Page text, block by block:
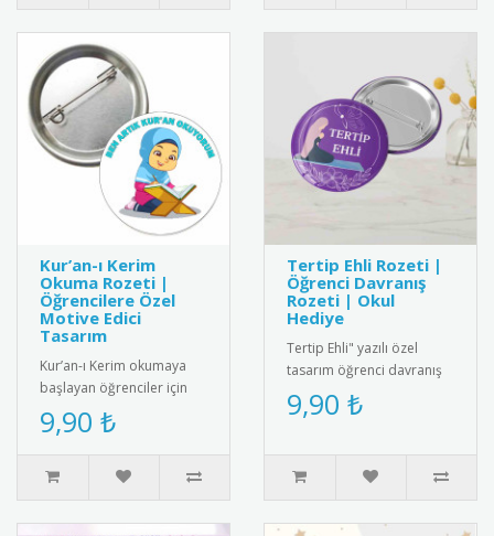
Kur’an-ı Kerim
Okuma Rozeti |
Öğrencilere Özel
Motive Edici
Tasarım
Kur’an-ı Kerim okumaya
başlayan öğrenciler için
özel olarak tasarlanmış bu
rozet, eğitim sürecini de..
9,90 ₺
Tertip Ehli Rozeti |
Öğrenci Davranış
Rozeti | Okul
Hediye
Tertip Ehli" yazılı özel
tasarım öğrenci davranış
rozeti. Örnek öğrencileri
ödüllendirmek için ideal..
9,90 ₺